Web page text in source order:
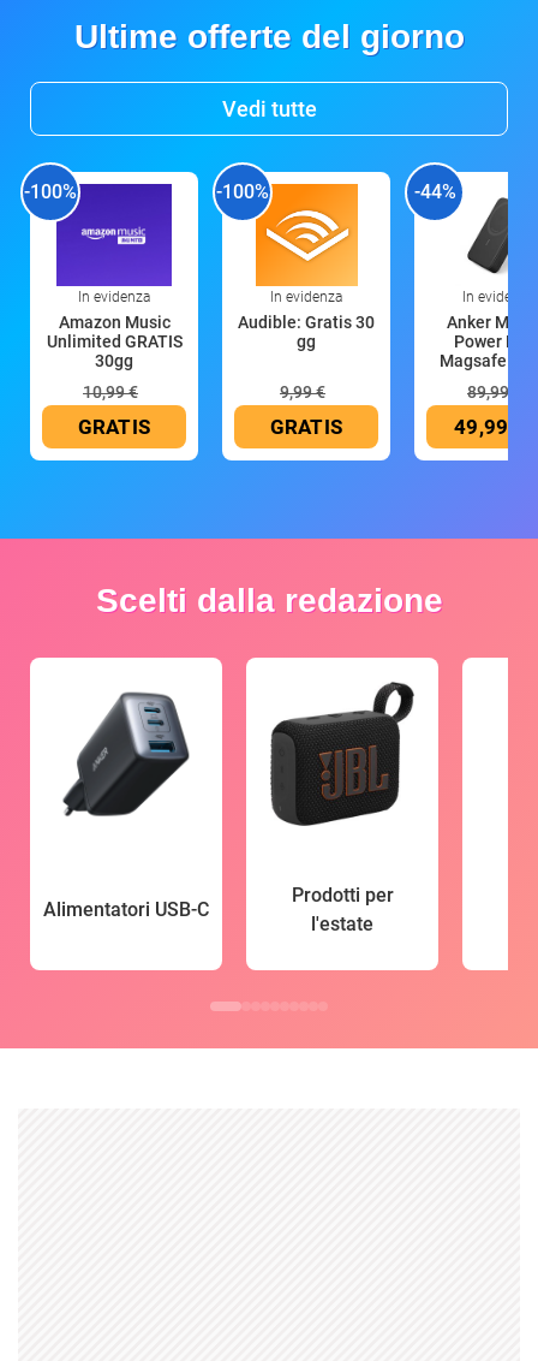
Ultime offerte del giorno
Vedi tutte
-100%
In evidenza
Amazon Music
Unlimited GRATIS
30gg
10,99 €
GRATIS
-100%
In evidenza
Audible: Gratis 30
gg
9,99 €
GRATIS
-44%
In evidenza
Anker
Power
Magsafe
89,99 €
49,99 €
Scelti dalla redazione
Alimentatori USB-C
Prodotti per
l'estate